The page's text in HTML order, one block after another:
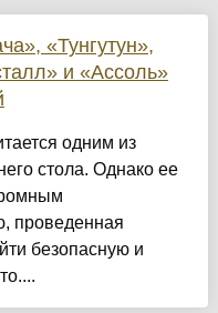
«Тунгутун»,
и «Ассоль»
одним из
стола. Однако ее
проведенная
безопасную и